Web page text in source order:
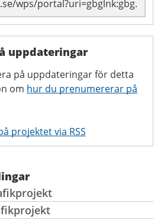
uppdateringar
på uppdateringar för detta
om hur du prenumererar på
projektet via RSS